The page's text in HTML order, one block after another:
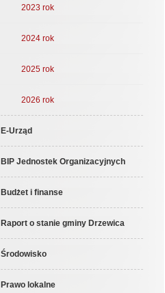
2023 rok
2024 rok
2025 rok
2026 rok
E-Urząd
BIP Jednostek Organizacyjnych
Budżet i finanse
Raport o stanie gminy Drzewica
Środowisko
Prawo lokalne